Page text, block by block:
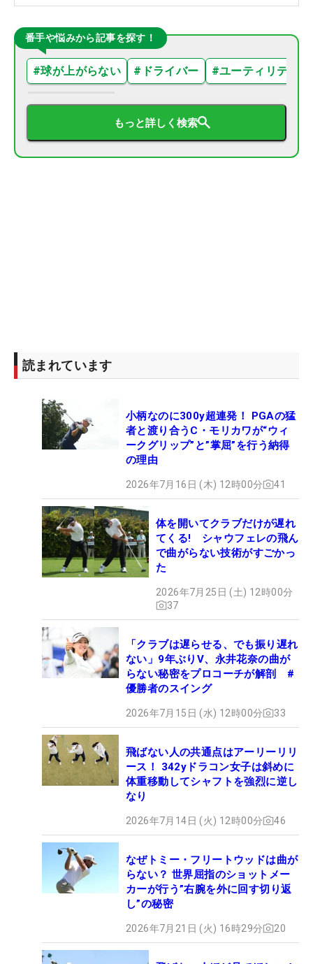
番手や悩みから記事を探す！
#球が上がらない # ドライバー #ユーティリティ
もっと詳しく検索
読まれています
小柄なのに300y超連発！ PGAの猛
者と渡り合うC・モリカワが“ウィ
ークグリップ”と”掌屈”を行う納得
の理由
2026年7月16日 (木) 12時00分 41
体を開いてクラブだけが遅れ
てくる! シャウフェレの飛ん
で曲がらない技術がすごかっ
た
2026年7月25日 (土) 12時00分
37
「クラブは遅らせる、でも振り遅れ
ない」9年ぶりV、永井花奈の曲が
らない秘密をプロコーチが解剖 #
優勝者のスイング
2026年7月15日 (水) 12時00分 33
飛ばない人の共通点はアーリーリリ
ース！ 342yドラコン女子は斜めに
体重移動してシャフトを強烈に逆し
なり
2026年7月14日 (火) 12時00分 46
なぜトミー・フリートウッドは曲が
らない？ 世界屈指のショットメー
カーが行う”右腕を外に回す切り返
し”の秘密
2026年7月21日 (火) 16時29分 20